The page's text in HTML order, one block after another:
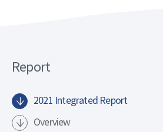
Report
2021 Integrated Report
Overview